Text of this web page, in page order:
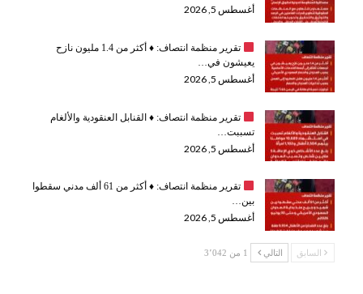
أغسطس 5, 2026
تقرير منظمة انتصاف: ♦️
أكثر من 1.4 مليون نازح
يعيشون في…
أغسطس 5, 2026
تقرير منظمة انتصاف: ♦️القنابل العنقودية والألغام
تسببت…
أغسطس 5, 2026
تقرير منظمة انتصاف: ♦️
أكثر من 61 ألف مدني سقطوا
بين…
أغسطس 5, 2026
السابق التالي 1 من 3٬042